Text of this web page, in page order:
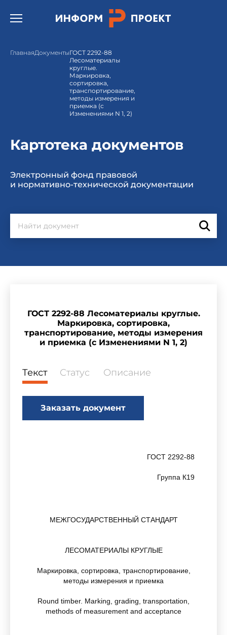
Открыть бургер меню.
ГлавнаяДокументыГОСТ 2292-88
Лесоматериалы
круглые.
Маркировка,
сортировка,
транспортирование,
методы измерения и
приемка (с
Изменениями N 1, 2)
Картотека документов
Электронный фонд правовой
и нормативно-технической документации
ГОСТ 2292-88 Лесоматериалы круглые.
Маркировка, сортировка,
транспортирование, методы измерения
и приемка (с Изменениями N 1, 2)
Текст Статус Описание
Заказать документ
ГОСТ 2292-88
Группа К19
МЕЖГОСУДАРСТВЕННЫЙ СТАНДАРТ
ЛЕСОМАТЕРИАЛЫ КРУГЛЫЕ
Маркировка, сортировка, транспортирование,
методы измерения и приемка
Round timber. Marking, grading, transportation,
methods of measurement and acceptance